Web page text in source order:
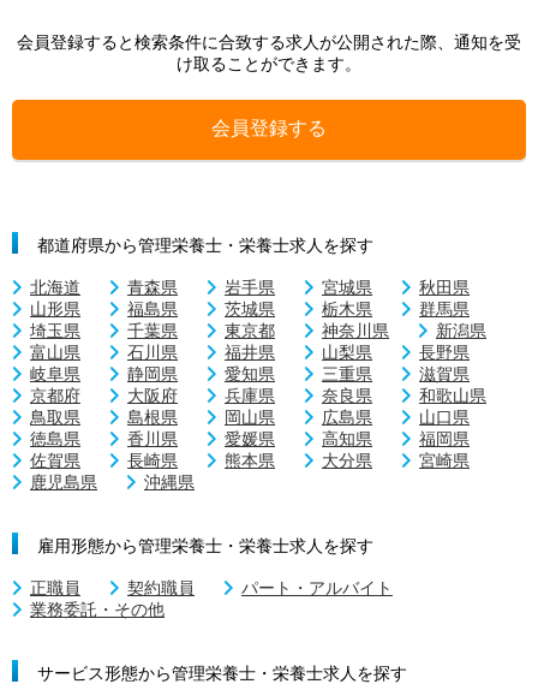
会員登録すると検索条件に合致する求人が公開された際、通知を受
け取ることができます。
会員登録する
都道府県から管理栄養士・栄養士求人を探す
北海道 青森県 岩手県 宮城県
秋田県
山形県
福島県 茨城県 栃木県
群馬県
埼玉県
千葉県 東京都 神奈川県
新潟県
富山県
石川県 福井県 山梨県
長野県
岐阜県
静岡県 愛知県 三重県
滋賀県
京都府
大阪府 兵庫県 奈良県
和歌山県
鳥取県
島根県 岡山県 広島県
山口県
徳島県
香川県 愛媛県 高知県
福岡県
佐賀県
長崎県 熊本県 大分県
宮崎県
鹿児島県
沖縄県
雇用形態から管理栄養士・栄養士求人を探す
正職員 契約職員
パート・アルバイト
業務委託・その他
サービス形態から管理栄養士・栄養士求人を探す